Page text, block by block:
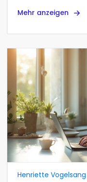
Mehr anzeigen
Henriette Vogelsang